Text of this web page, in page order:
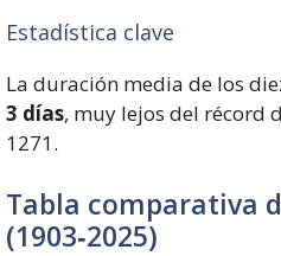
Estadística clave
La duración media de los
3 días, muy lejos del récord
1271.
Tabla comparativa
(1903‑2025)